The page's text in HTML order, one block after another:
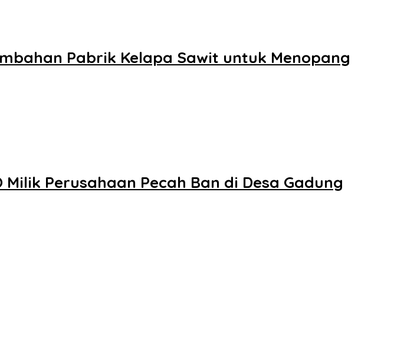
Pabrik Kelapa Sawit untuk Menopang
Perusahaan Pecah Ban di Desa Gadung